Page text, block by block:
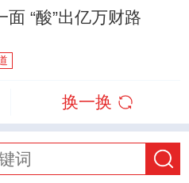
面 “酸”出亿万财路
换一换